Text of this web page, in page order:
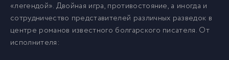
9 02-01
10 02-02
«легендой». Двойная игра, противостояние, а иногда и
сотрудничество представителей различных разведок в
центре романов известного болгарского писателя. От
исполнителя: